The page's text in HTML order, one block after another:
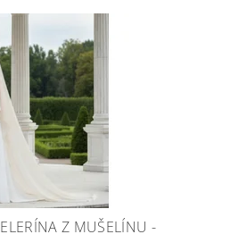
Z MUŠELÍNU -